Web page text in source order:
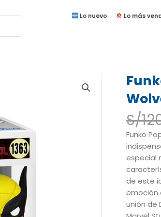
Lo nuevo Lo más
S/
Funko
especial
de este
emoción
unión de